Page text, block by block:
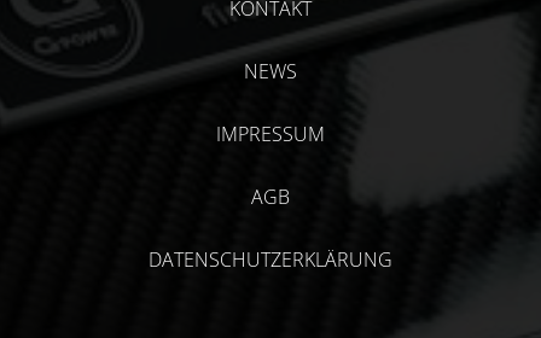
KONTAKT
NEWS
IMPRESSUM
AGB
DATENSCHUTZERKLÄRUNG